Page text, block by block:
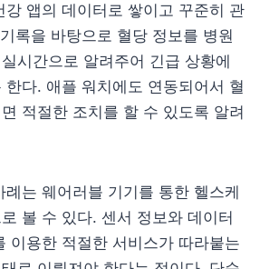
강 앱의 데이터로 쌓이고 꾸준히 관
록을 바탕으로 혈당 정보를 병원
시간으로 알려주어 긴급 상황에
다. 애플 워치에도 연동되어서 혈
적절한 조치를 할 수 있도록 알려
례는 웨어러블 기기를 통한 헬스케
볼 수 있다. 센서 정보와 데이터
이용한 적절한 서비스가 따라붙는